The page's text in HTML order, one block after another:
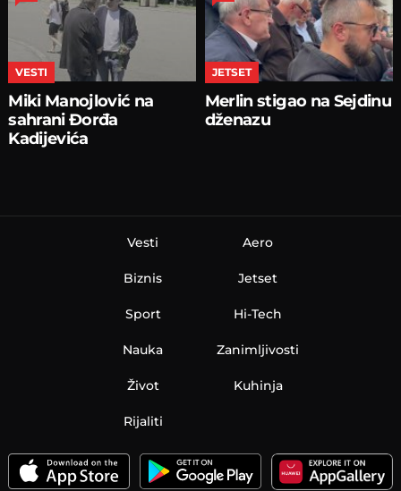
VESTI
Miki Manojlović na
sahrani Đorđa
Kadijevića
JETSET
Merlin stigao na Sejdinu
dženazu
Vesti
Biznis
Sport
Nauka
Aero
Jetset
Hi-Tech
Zanimljivosti
Život Kuhinja
Rijaliti